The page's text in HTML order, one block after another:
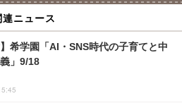
連ニュース
】希学園「AI・SNS時代の子育てと中
」9/18